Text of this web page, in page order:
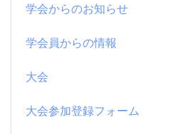
学会からのお知らせ
学会員からの情報
大会
大会参加登録フォーム